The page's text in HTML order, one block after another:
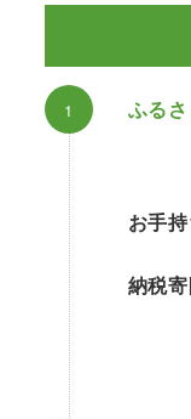
ふる
お手
納税